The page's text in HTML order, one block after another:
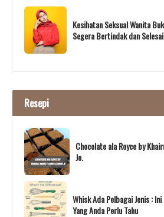
Kesihatan Seksual Wanita
Segera Bertindak dan
Resepi
Chocolate ala Royce by
Je.
Whisk Ada Pelbagai Jenis :
Yang Anda Perlu Tahu